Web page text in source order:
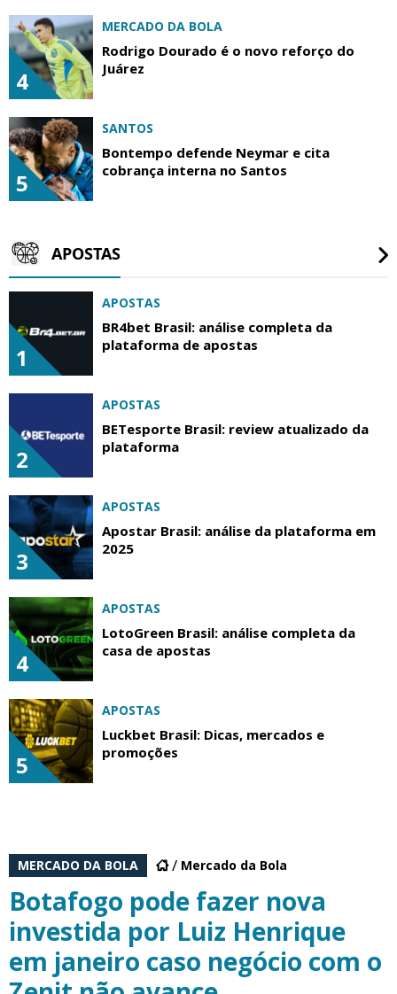
4
MERCADO DA BOLA
Rodrigo Dourado é o novo reforço do
Juárez
5
SANTOS
Bontempo defende Neymar e cita
cobrança interna no Santos
APOSTAS
1
APOSTAS
BR4bet Brasil: análise completa da
plataforma de apostas
2
APOSTAS
BETesporte Brasil: review atualizado da
plataforma
3
APOSTAS
Apostar Brasil: análise da plataforma em
2025
4
APOSTAS
LotoGreen Brasil: análise completa da
casa de apostas
5
APOSTAS
Luckbet Brasil: Dicas, mercados e
promoções
MERCADO DA BOLA Mercado da Bola
Botafogo pode fazer nova
investida por Luiz Henrique
em janeiro caso negócio com o